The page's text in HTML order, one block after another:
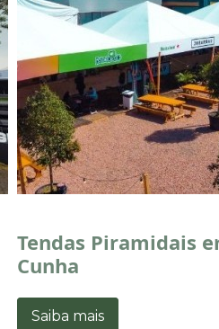
Tendas Piramidais
Cunha
Saiba mais